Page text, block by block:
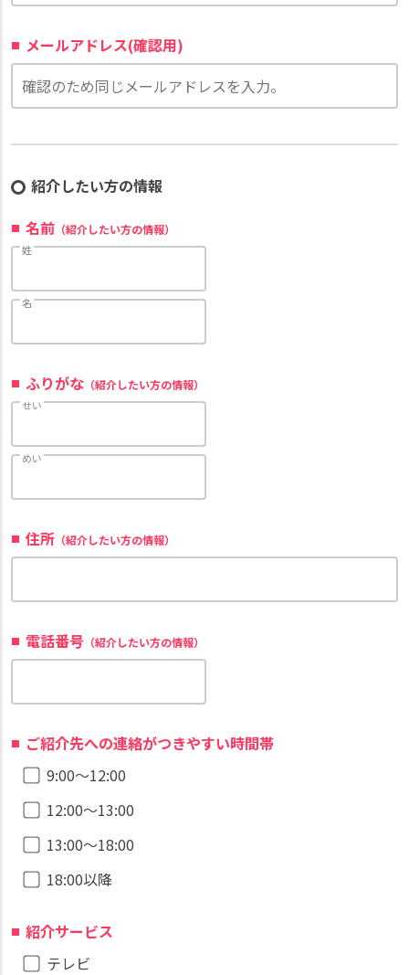
メールアドレス(確認用)
紹介したい方の情報
名前 （紹介したい方の情報）
姓
名
ふりがな （紹介したい方の情報）
せい
めい
住所 （紹介したい方の情報）
電話番号 （紹介したい方の情報）
ご紹介先への連絡がつきやすい時間帯
9:00〜12:00
12:00〜13:00
13:00〜18:00
18:00以降
紹介サービス
テレビ